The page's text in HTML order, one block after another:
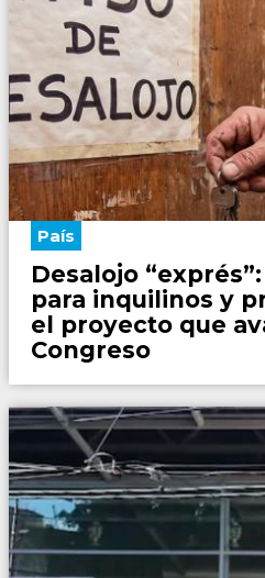
País
Desalojo
para inquilinos y
el proyecto que
Congreso